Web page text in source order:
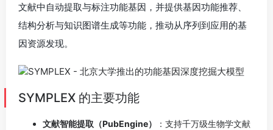
文献中自动提取与标注功能基因，并提供基因功能推荐、
结构分析与知识图谱生成等功能，推动从序列到应用的基
因资源发现。
SYMPLEX 的主要功能
文献智能提取（PubEngine）
：支持千万级生物学文献